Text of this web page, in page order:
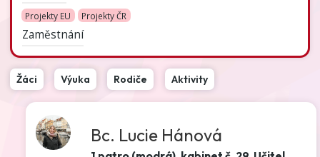
Projekty EU Projekty ČR
Zaměstnání
Žáci Výuka Rodiče Aktivity
Bc. Lucie Hánová